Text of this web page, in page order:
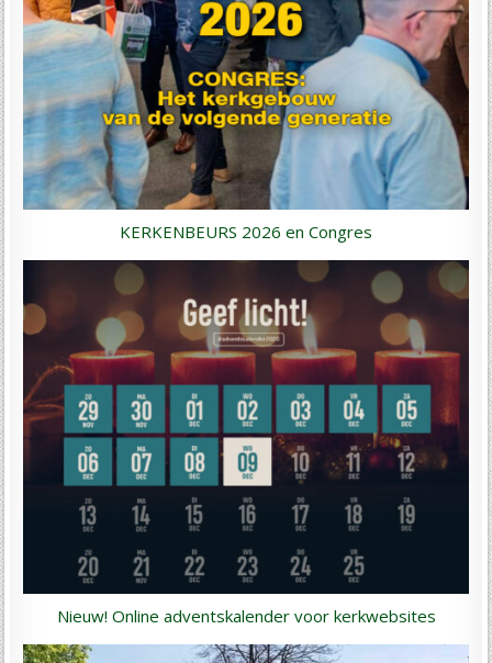
KERKENBEURS 2026 en Congres
Nieuw! Online adventskalender voor kerkwebsites